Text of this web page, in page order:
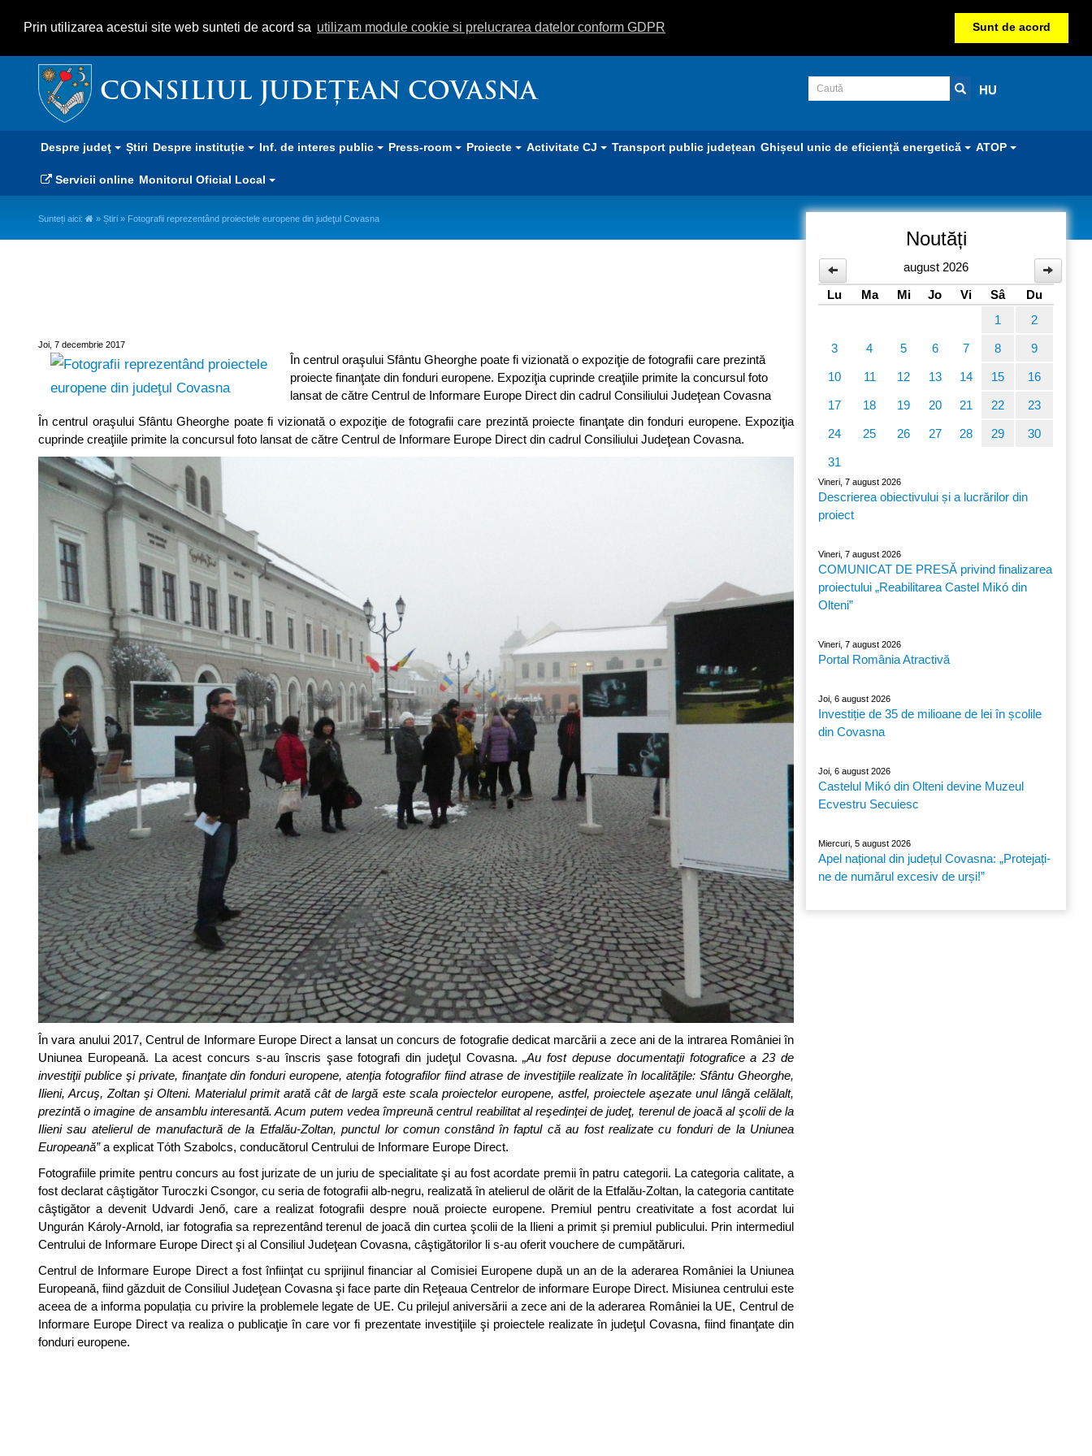
Prin utilizarea acestui site web sunteti de acord sa utilizam module cookie si prelucrarea datelor conform GDPR Sunt de acord
CONSILIUL JUDEȚEAN COVASNA HU
Despre judeţ Știri Despre instituție Inf. de interes public Press-room Proiecte Activitate CJ Transport public județean Ghișeul unic de eficiență energetică ATOP
Servicii online Monitorul Oficial Local
Sunteți aici: » Știri » Fotografii reprezentând proiectele europene din judeţul Covasna
Joi, 7 decembrie 2017
În centrul oraşului Sfântu Gheorghe poate fi vizionată o expoziţie de fotografii care prezintă
proiecte finanţate din fonduri europene. Expoziţia cuprinde creaţiile primite la concursul foto
lansat de către Centrul de Informare Europe Direct din cadrul Consiliului Judeţean Covasna
În centrul oraşului Sfântu Gheorghe poate fi vizionată o expoziţie de fotografii care prezintă proiecte finanţate din fonduri europene. Expoziţia
cuprinde creaţiile primite la concursul foto lansat de către Centrul de Informare Europe Direct din cadrul Consiliului Judeţean Covasna.
În vara anului 2017, Centrul de Informare Europe Direct a lansat un concurs de fotografie dedicat marcării a zece ani de la intrarea României în
Uniunea Europeană. La acest concurs s-au înscris şase fotografi din judeţul Covasna.„Au fost depuse documentaţii fotografice a 23 de
investiţii publice şi private, finanţate din fonduri europene, atenţia fotografilor fiind atrase de investiţiile realizate în localităţile: Sfântu Gheorghe,
Ilieni, Arcuş, Zoltan şi Olteni. Materialul primit arată cât de largă este scala proiectelor europene, astfel, proiectele aşezate unul lângă celălalt,
prezintă o imagine de ansamblu interesantă. Acum putem vedea împreună centrul reabilitat al reşedinţei de judeţ, terenul de joacă al şcolii de la
Ilieni sau atelierul de manufactură de la Etfalău-Zoltan, punctul lor comun constând în faptul că au fost realizate cu fonduri de la Uniunea
Europeană”a explicat Tóth Szabolcs, conducătorul Centrului de Informare Europe Direct.
Fotografiile primite pentru concurs au fost jurizate de un juriu de specialitate şi au fost acordate premii în patru categorii. La categoria calitate, a
fost declarat câştigător Turoczki Csongor, cu seria de fotografii alb-negru, realizată în atelierul de olărit de la Etfalău-Zoltan, la categoria cantitate
câştigător a devenit Udvardi Jenő, care a realizat fotografii despre nouă proiecte europene. Premiul pentru creativitate a fost acordat lui
Ungurán Károly-Arnold, iar fotografia sa reprezentând terenul de joacă din curtea şcolii de la Ilieni a primit și premiul publicului. Prin intermediul
Centrului de Informare Europe Direct şi al Consiliul Judeţean Covasna, câştigătorilor li s-au oferit vouchere de cumpătăruri.
Centrul de Informare Europe Direct a fost înfiinţat cu sprijinul financiar al Comisiei Europene după un an de la aderarea României la Uniunea
Europeană, fiind găzduit de Consiliul Judeţean Covasna şi face parte din Reţeaua Centrelor de informare Europe Direct. Misiunea centrului este
aceea de a informa populația cu privire la problemele legate de UE. Cu prilejul aniversării a zece ani de la aderarea României la UE, Centrul de
Informare Europe Direct va realiza o publicaţie în care vor fi prezentate investiţiile şi proiectele realizate în judeţul Covasna, fiind finanţate din
fonduri europene.
Noutăți
august 2026
Lu
Ma Mi Jo Vi Sâ
Du
1
2
3 4 5 6 7 8 9
10 11 12 13 14 15 16
17 18 19 20 21 22 23
24 25 26 27 28 29 30
31
Vineri, 7 august 2026
Descrierea obiectivului și a lucrărilor din
proiect
Vineri, 7 august 2026
COMUNICAT DE PRESĂ privind finalizarea
proiectului „Reabilitarea Castel Mikó din
Olteni”
Vineri, 7 august 2026
Portal România Atractivă
Joi, 6 august 2026
Investiție de 35 de milioane de lei în școlile
din Covasna
Joi, 6 august 2026
Castelul Mikó din Olteni devine Muzeul
Ecvestru Secuiesc
Miercuri, 5 august 2026
Apel național din județul Covasna: „Protejați-
ne de numărul excesiv de urși!”